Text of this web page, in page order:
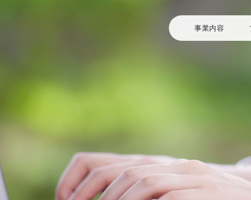
事業内容